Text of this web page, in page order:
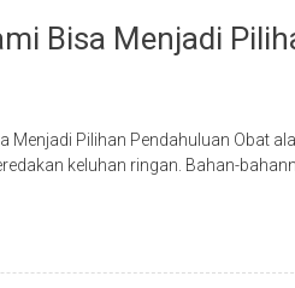
Bisa Menjadi
Menjadi Pilihan Pendahuluan Obat
keluhan ringan. Bahan-